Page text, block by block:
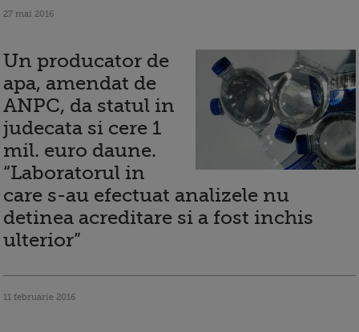
27 mai 2016
Un producator de
apa, amendat de
ANPC, da statul in
judecata si cere 1
mil. euro daune.
“Laboratorul in
care s-au efectuat analizele nu
detinea acreditare si a fost inchis
ulterior”
11 februarie 2016